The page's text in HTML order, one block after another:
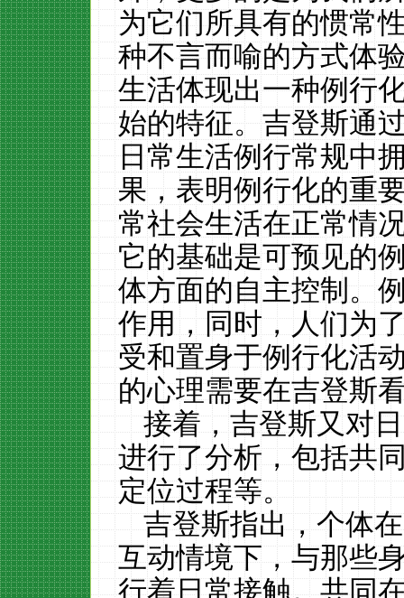
为它们所具有的惯常
种不言而喻的方式体
生活体现出一种例行
始的特征。吉登斯通
日常生活例行常规中
果，表明例行化的重
常社会生活在正常情
它的基础是可预见的
体方面的自主控制。
作用，同时，人们为
受和置身于例行化活
的心理需要在吉登斯
接着，吉登斯又对
进行了分析，包括共
定位过程等。
吉登斯指出，个体
互动情境下，与那些
行着日常接触。共同